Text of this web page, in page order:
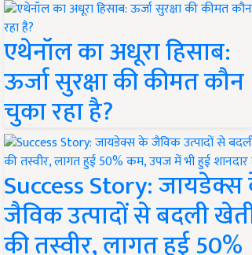
एथेनॉल का अधूरा हिसाब:
ऊर्जा सुरक्षा की कीमत कौन
चुका रहा है?
Success Story:
जैविक उत्पादों से बदली
की तस्वीर, लागत हुई 50%